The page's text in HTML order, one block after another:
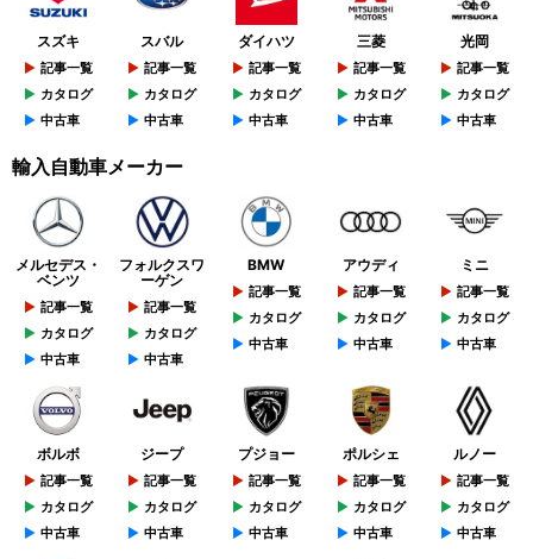
スズキ
記事一覧
カタログ
中古車
スバル
記事一覧
カタログ
中古車
ダイハツ
記事一覧
カタログ
中古車
三菱
記事一覧
カタログ
中古車
光岡
記事一覧
カタログ
中古車
輸入自動車メーカー
メルセデス・
ベンツ
記事一覧
カタログ
中古車
フォルクスワ
ーゲン
記事一覧
カタログ
中古車
BMW
記事一覧
カタログ
中古車
アウディ
記事一覧
カタログ
中古車
ミニ
記事一覧
カタログ
中古車
ボルボ
記事一覧
カタログ
中古車
ジープ
記事一覧
カタログ
中古車
プジョー
記事一覧
カタログ
中古車
ポルシェ
記事一覧
カタログ
中古車
ルノー
記事一覧
カタログ
中古車